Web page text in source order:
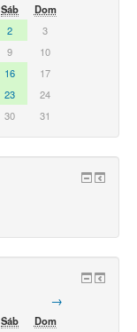
Sáb
Dom
2
3
9
10
16
17
23
24
30 31
→
Sáb Dom